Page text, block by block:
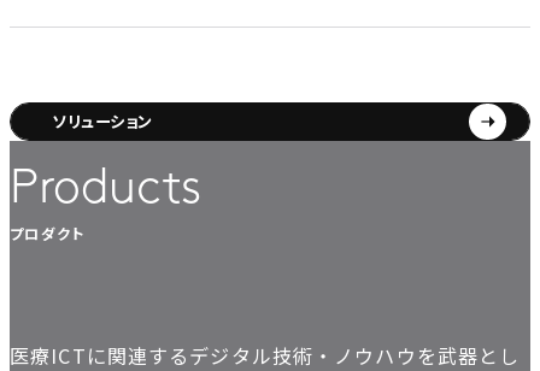
ソリューション
Products
プロダクト
医療ICTに関連するデジタル技術・ノウハウを武器とし